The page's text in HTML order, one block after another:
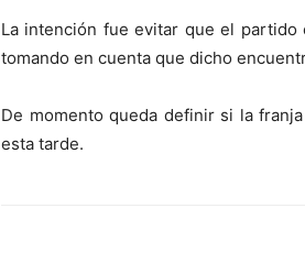
La intención fue evitar que el
tomando en cuenta que dicho
De momento queda definir si la
esta tarde.